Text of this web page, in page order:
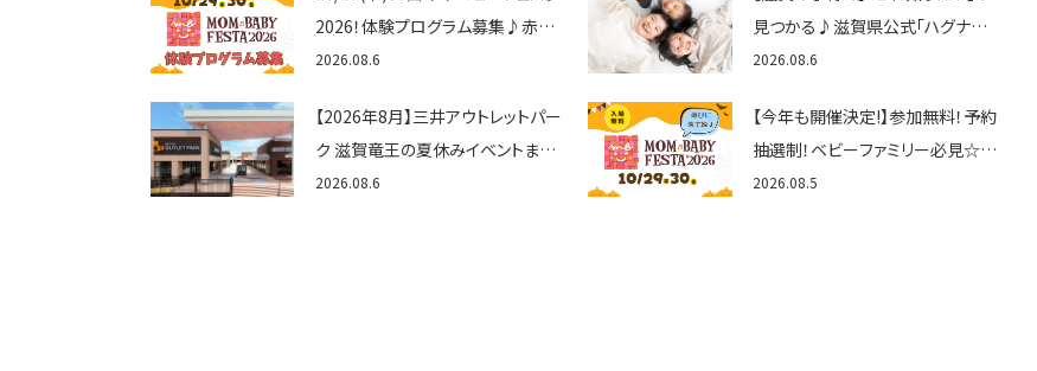
2026！体験プログラム募集♪赤ち
ゃん向けイベントに出演しません
2026.08.6
見つかる♪滋賀県公式「ハグナビ
しが」使ってる？おでかけ・制度・子
2026.08.6
【2026年8月】三井アウトレットパー
ク 滋賀竜王の夏休みイベントまと
め！びしょぬれ水あそび・激辛グル
2026.08.6
【今年も開催決定!】参加無料！予約
抽選制！ベビーファミリー必見☆入
場無料☆10/29(木)30(金)ママベ
2026.08.5